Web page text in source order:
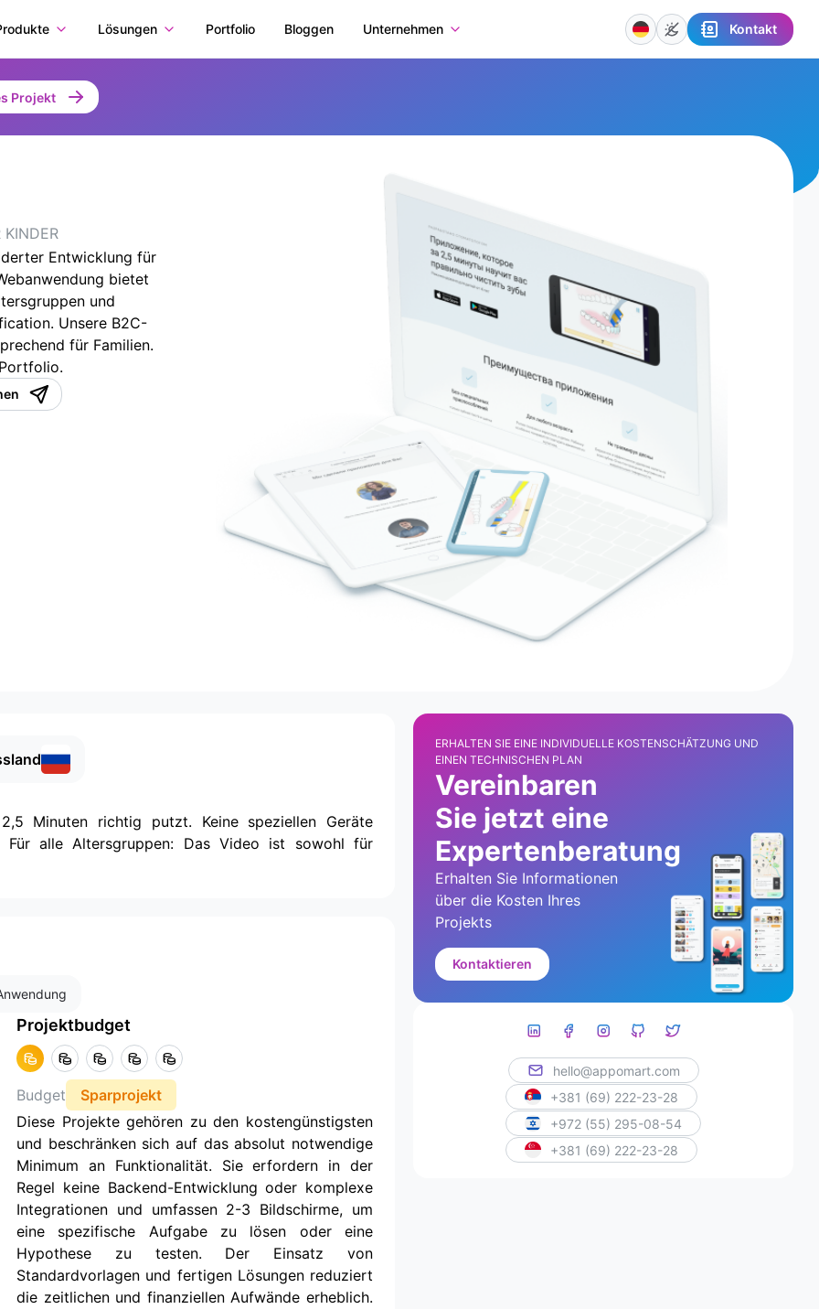
Lösungen Portfolio Bloggen Unternehmen Kontakt
Projekt
KINDER
Entwicklung für
bietet
und
Unsere B2C-
für Familien.
Minuten richtig putzt. Keine speziellen Geräte
Für alle Altersgruppen: Das Video ist sowohl für
Projektbudget
Budget
Sparprojekt
Diese Projekte gehören zu den kostengünstigsten
und beschränken sich auf das absolut notwendige
Minimum an Funktionalität. Sie erfordern in der
Regel keine Backend-Entwicklung oder komplexe
Integrationen und umfassen 2-3 Bildschirme, um
eine spezifische Aufgabe zu lösen oder eine
Hypothese zu testen. Der Einsatz von
Standardvorlagen und fertigen Lösungen reduziert
die zeitlichen und finanziellen Aufwände erheblich.
ERHALTEN SIE EINE INDIVIDUELLE KOSTENSCHÄTZUNG UND
EINEN TECHNISCHEN PLAN
Vereinbaren
Sie jetzt eine
Expertenberatung
Erhalten Sie Informationen
über die Kosten Ihres
Projekts
Kontaktieren
hello@appomart.com
+381 (69) 222-23-28
+972 (55) 295-08-54
+381 (69) 222-23-28